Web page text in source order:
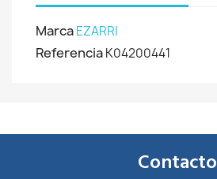
MarcaEZARRI
ReferenciaK04200441
Contacto